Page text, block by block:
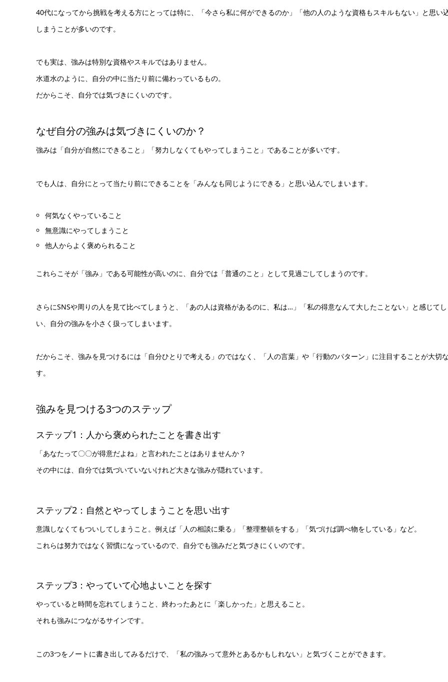
40代になってから挑戦を考える方にとっては特に、「今さら私に何ができるのか」「他の人のような資格もスキルもない」と思い
しまうことが多いのです。
でも実は、強みは特別な資格やスキルではありません。
水道水のように、自分の中に当たり前に備わっているもの。
だからこそ、自分では気づきにくいのです。
なぜ自分の強みは気づきにくいのか？
強みは「自分が自然にできること」「努力しなくてもやってしまうこと」であることが多いです。
でも人は、自分にとって当たり前にできることを「みんなも同じようにできる」と思い込んでしまいます。
何気なくやっていること
無意識にやってしまうこと
他人からよく褒められること
これらこそが「強み」である可能性が高いのに、自分では「普通のこと」として見過ごしてしまうのです。
さらにSNSや周りの人を見て比べてしまうと、「あの人は資格があるのに、私は…」「私の得意なんて大したことない」と感じて
い、自分の強みを小さく扱ってしまいます。
だからこそ、強みを見つけるには「自分ひとりで考える」のではなく、「人の言葉」や「行動のパターン」に注目することが大切
す。
強みを見つける3つのステップ
ステップ1：人から褒められたことを書き出す
「あなたって〇〇が得意だよね」と言われたことはありませんか？
その中には、自分では気づいていないけれど大きな強みが隠れています。
ステップ2：自然とやってしまうことを思い出す
意識しなくてもついしてしまうこと。例えば「人の相談に乗る」「整理整頓をする」「気づけば調べ物をしている」など。
これらは努力ではなく習慣になっているので、自分でも強みだと気づきにくいのです。
ステップ3：やっていて心地よいことを探す
やっていると時間を忘れてしまうこと、終わったあとに「楽しかった」と思えること。
それも強みにつながるサインです。
この3つをノートに書き出してみるだけで、「私の強みって意外とあるかもしれない」と気づくことができます。